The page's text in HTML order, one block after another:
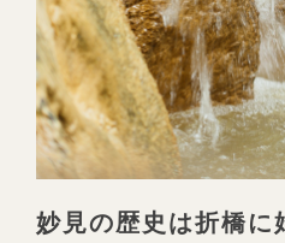
妙見の歴史は折橋に